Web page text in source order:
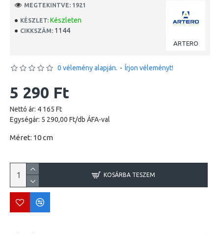
KÉSZLET: Készleten
CIKKSZÁM: 1144
ARTERO
MEGTEKINTVE: 1921
0 vélemény alapján. - Írjon véleményt!
5 290 Ft
Nettó ár: 4 165 Ft
Egységár: 5 290,00 Ft/db ÁFA-val
Méret: 10 cm
KOSÁRBA TESZEM